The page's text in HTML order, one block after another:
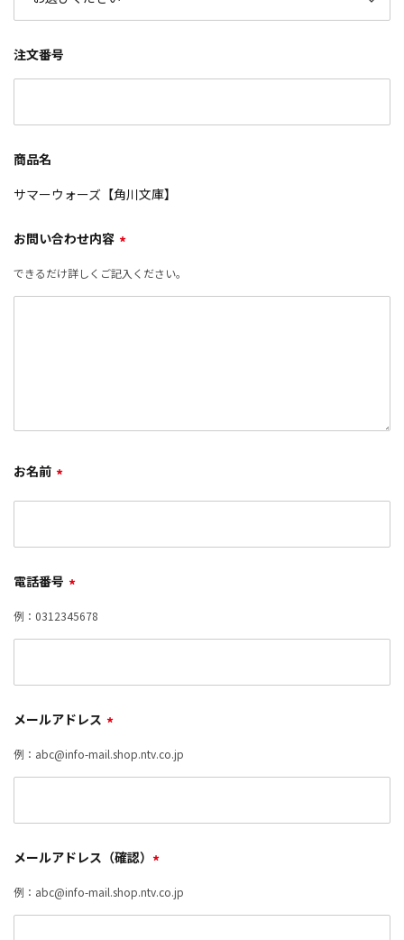
注文番号
商品名
サマーウォーズ【角川文庫】
お問い合わせ内容 *
できるだけ詳しくご記入ください。
お名前 *
電話番号 *
例：0312345678
メールアドレス *
例：abc@info-mail.shop.ntv.co.jp
メールアドレス（確認） *
例：abc@info-mail.shop.ntv.co.jp